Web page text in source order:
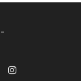
Instagram